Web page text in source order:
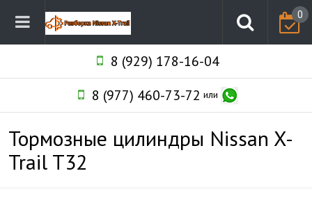
0
8 (929) 178-16-04
8 (977) 460-73-72 или
Тормозные цилиндры Nissan X-
Trail T32